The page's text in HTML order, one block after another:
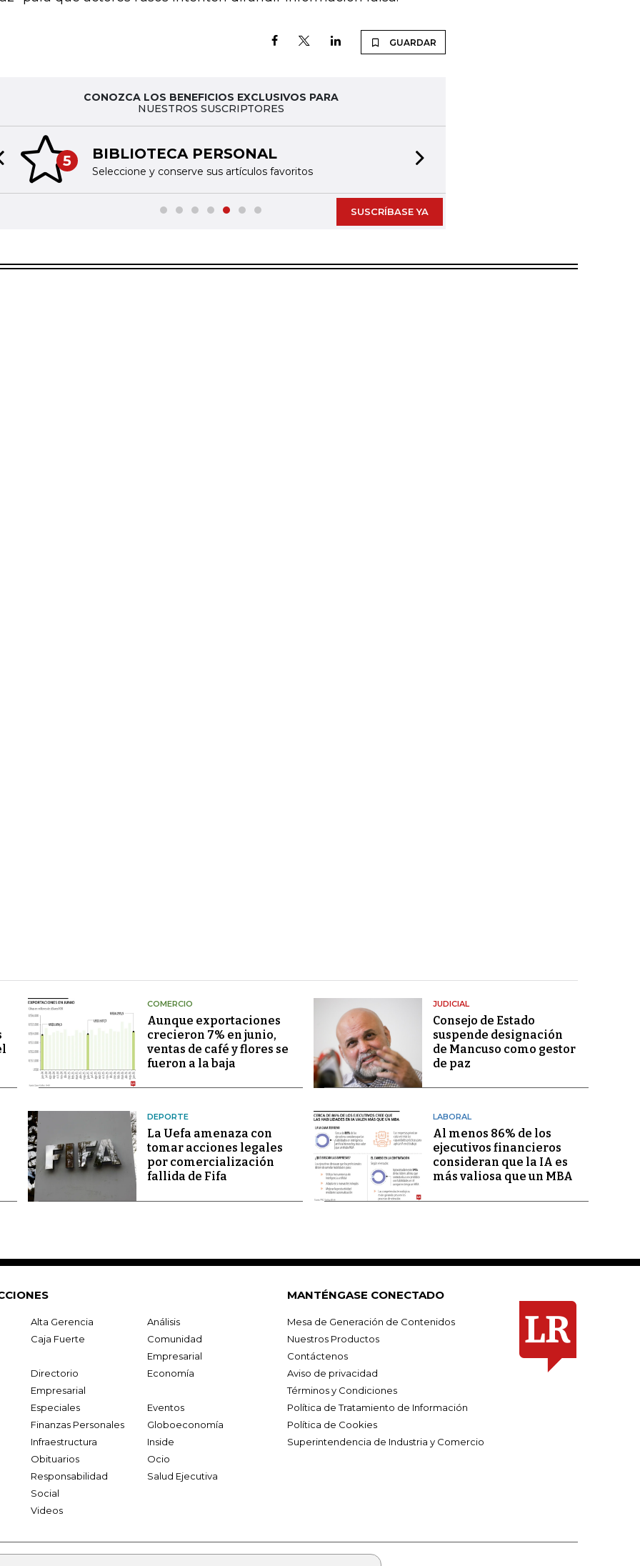
GUARDAR
CONOZCA LOS BENEFICIOS EXCLUSIVOS PARA
NUESTROS SUSCRIPTORES
5 BIBLIOTECA PERSONAL
Seleccione y conserve sus artículos favoritos
slide
SUSCRÍBASE YA
COMERCIO
Aunque exportaciones
crecieron 7% en junio,
ventas de café y flores se
fueron a la baja
JUDICIAL
Consejo de Estado
suspende designación
de Mancuso como gestor
de paz
DEPORTE
La Uefa amenaza con
tomar acciones legales
por comercialización
fallida de Fifa
LABORAL
Al menos 86% de los
ejecutivos financieros
consideran que la IA es
más valiosa que un MBA
Alta Gerencia
Análisis
Caja Fuerte
Comunidad
Empresarial
Directorio
Empresarial
Economía
Especiales
Eventos
Finanzas Personales
Globoeconomía
Infraestructura
Inside
Obituarios
Ocio
Responsabilidad
Social
Salud Ejecutiva
Videos
MANTÉNGASE CONECTADO
Mesa de Generación de Contenidos
Nuestros Productos
Contáctenos
Aviso de privacidad
Términos y Condiciones
Política de Tratamiento de Información
Política de Cookies
Superintendencia de Industria y Comercio